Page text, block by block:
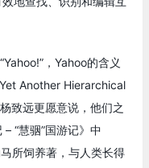
，Yahoo的含义
Another Hierarchical
致远更愿意说，他们之
“慧骃”国游记》中
所饲养著，与人类长得